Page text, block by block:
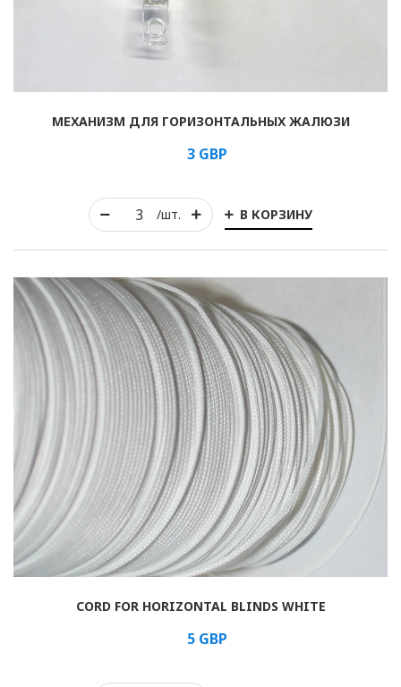
Rolled
Horizontal
Vertical
Roman
/шт. В КОРЗИНУ
МЕХАНИЗМ ДЛЯ ГОРИЗОНТАЛЬНЫХ ЖАЛЮЗИ
3GBP
CORD FOR HORIZONTAL BLINDS WHITE
5GBP